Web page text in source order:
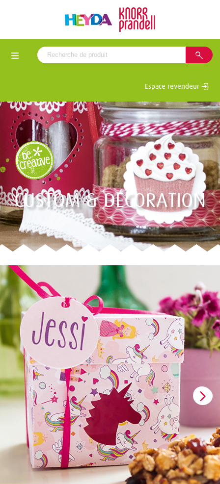
Espace revendeur
CUSTOM & DÉCORATION